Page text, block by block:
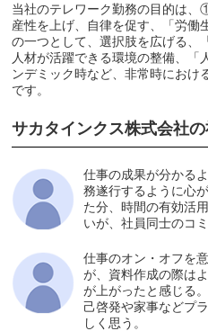
当社のテレワーク勤務の目的は
産性を上げ、自律を促す、「労
の一つとして、選択肢を広げる
人材が活躍できる環境の整備、
ンデミック時など、非常時におけ
です。
サカタインクス株式会社
仕事の成果が分かる
務遂行するように心
た分、時間の有効活
いが、社員同士のコ
仕事のオン・オフを
が、資料作成の際は
が上がったと感じる
己啓発や家事などプ
しく思う。